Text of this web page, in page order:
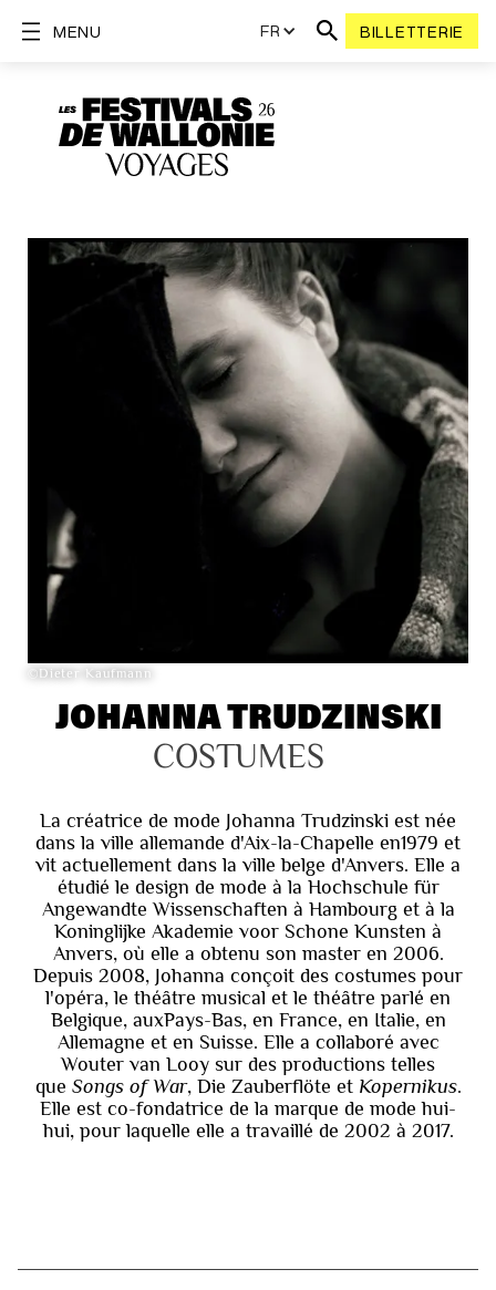
FR BILLETTERIE
MENU
©Dieter Kaufmann
JOHANNA TRUDZINSKI
COSTUMES
La créatrice de mode Johanna Trudzinski est née
dans la ville allemande d'Aix-la-Chapelle en1979 et
vit actuellement dans la ville belge d'Anvers. Elle a
étudié le design de mode à la Hochschule für
Angewandte Wissenschaften à Hambourg et à la
Koninglijke Akademie voor Schone Kunsten à
Anvers, où elle a obtenu son master en 2006.
Depuis 2008, Johanna conçoit des costumes pour
l'opéra, le théâtre musical et le théâtre parlé en
Belgique, auxPays-Bas, en France, en Italie, en
Allemagne et en Suisse. Elle a collaboré avec
Wouter van Looy sur des productions telles
que Songs of War, Die Zauberflöte et Kopernikus.
Elle est co-fondatrice de la marque de mode hui-
hui, pour laquelle elle a travaillé de 2002 à 2017.